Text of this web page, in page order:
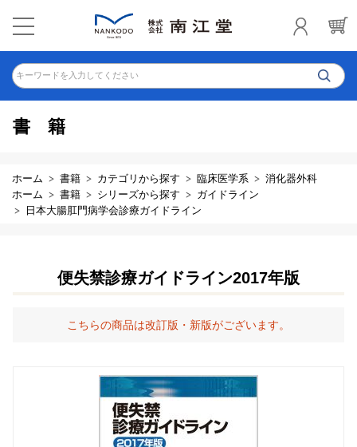
キーワードを入力してください
書籍
ホーム 書籍 カテゴリから探す 臨床医学系
消化器外科
ホーム
書籍 シリーズから探す
ガイドライン
日本大腸肛門病学会診療ガイドライン
便失禁診療ガイドライン2017年版
こちらの商品は改訂版・新版がございます。